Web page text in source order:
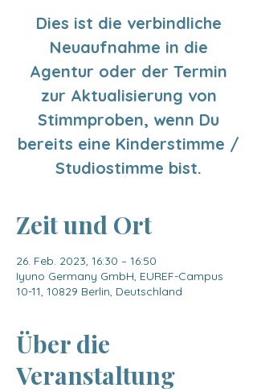
Dies ist die verbindliche
Neuaufnahme in die
Agentur oder der Termin
zur Aktualisierung von
Stimmproben, wenn Du
bereits eine Kinderstimme /
Studiostimme bist.
Zeit und Ort
26. Feb. 2023, 16:30 – 16:50
Iyuno Germany GmbH, EUREF-Campus
10-11, 10829 Berlin, Deutschland
Über die
Veranstaltung